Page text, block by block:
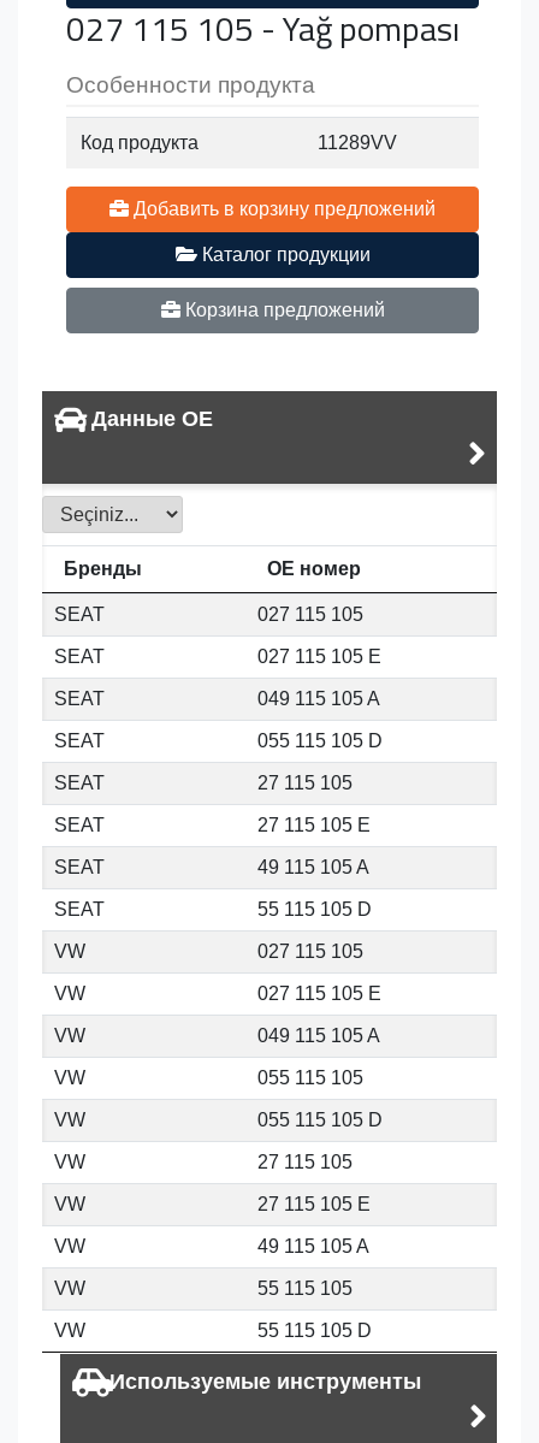
027 115 105 - Yağ pompası
Особенности продукта
Код продукта 11289VV
Добавить в корзину предложений
Каталог продукции
Корзина предложений
Данные OE
Бренды OE номер
SEAT 027 115 105
SEAT 027 115 105 E
SEAT 049 115 105 A
SEAT 055 115 105 D
SEAT 27 115 105
SEAT 27 115 105 E
SEAT 49 115 105 A
SEAT 55 115 105 D
VW 027 115 105
VW 027 115 105 E
VW 049 115 105 A
VW 055 115 105
VW 055 115 105 D
VW 27 115 105
VW 27 115 105 E
VW 49 115 105 A
VW 55 115 105
VW 55 115 105 D
Используемые инструменты